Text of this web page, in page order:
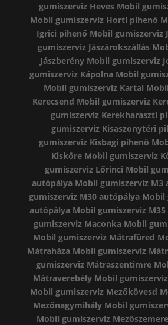
gumiszerviz Heves Mobil
Mobil gumiszerviz Horti pihenő
Igrici pihenő Mobil gumiszerviz
gumiszerviz Jászárokszállás
Jászberény Mobil gumiszerviz
gumiszerviz Kápolna Mobil
Mobil gumiszerviz Kartal
Kerecsend Mobil gumiszerviz
gumiszerviz Kerekharaszti
gumiszerviz Kisaszonytéri
gumiszerviz Kisbagi pihenő
Kisköre Mobil gumiszerviz
gumiszerviz Lőrinci Mobil
autópálya Mobil gumiszerviz M3
gumiszerviz M30 autópálya Mobil
autópálya Mobil gumiszerviz
gumiszerviz Maconka Mobil
Mobil gumiszerviz Mátrafüred
Mátraháza Mobil gumiszerviz
gumiszerviz Mátraszentimre
Mátraverebély Mobil
Mobil gumiszerviz Mezőkövesd
Mezőnagymihály Mobil
Mobil gumiszerviz